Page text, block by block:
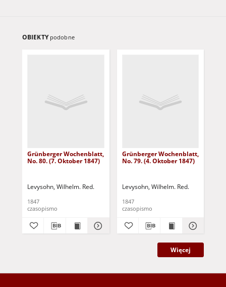
OBIEKTY podobne
Grünberger Wochenblatt,
No. 80. (7. Oktober 1847)
Levysohn, Wilhelm. Red.
1847
czasopismo
Grünberger Wochenblatt,
No. 79. (4. Oktober 1847)
Levysohn, Wilhelm. Red.
1847
czasopismo
Więcej